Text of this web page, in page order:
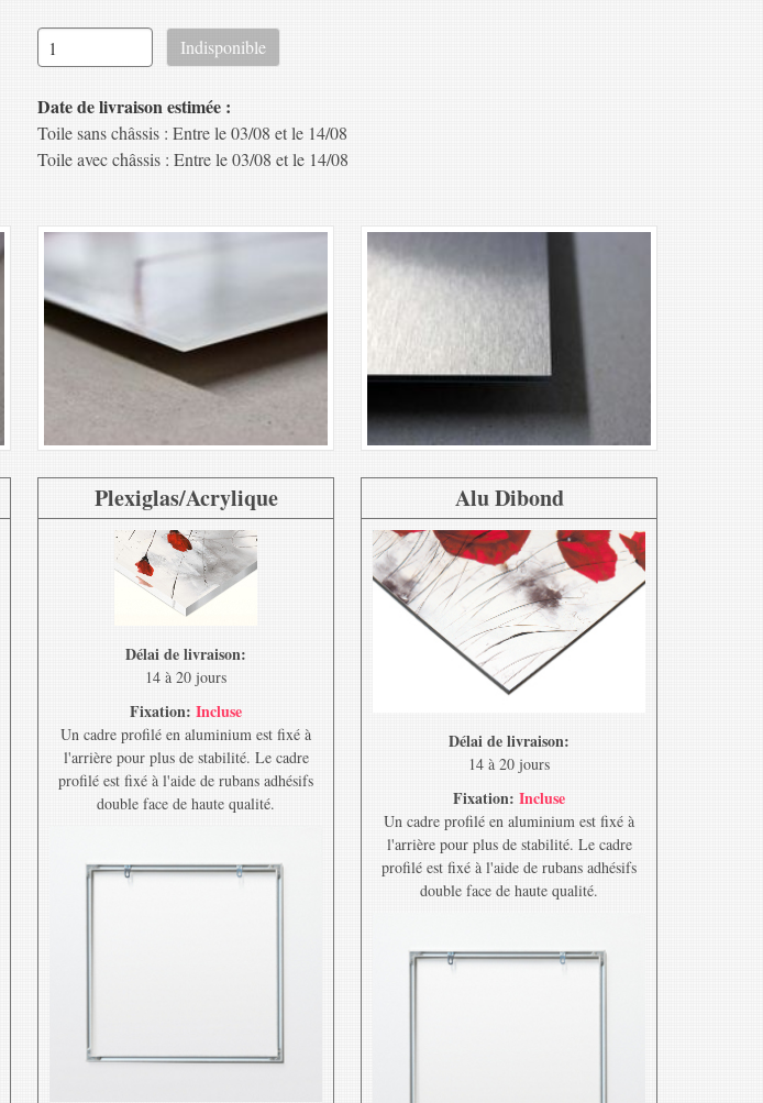
Date de livraison estimée :
Toile sans châssis : Entre le 03/08 et le 14/08
Toile avec châssis : Entre le 03/08 et le 14/08
Plexiglas/Acrylique
Délai de livraison:
14 à 20 jours
Fixation: Incluse
Un cadre profilé en aluminium est fixé à
l'arrière pour plus de stabilité. Le cadre
profilé est fixé à l'aide de rubans adhésifs
double face de haute qualité.
Alu Dibond
Délai de livraison:
14 à 20 jours
Fixation: Incluse
Un cadre profilé en aluminium est fixé à
l'arrière pour plus de stabilité. Le cadre
profilé est fixé à l'aide de rubans adhésifs
double face de haute qualité.